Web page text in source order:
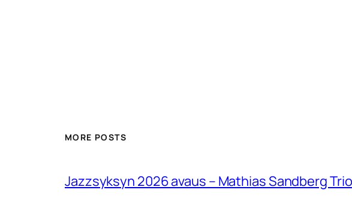
MORE POSTS
Jazzsyksyn 2026 avaus – Mathias Sandberg Trio